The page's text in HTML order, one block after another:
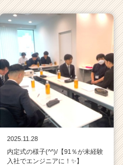
2025.11.28
内定式の様子(^^)/【91％が未経験
入社でエンジニアに！✨】